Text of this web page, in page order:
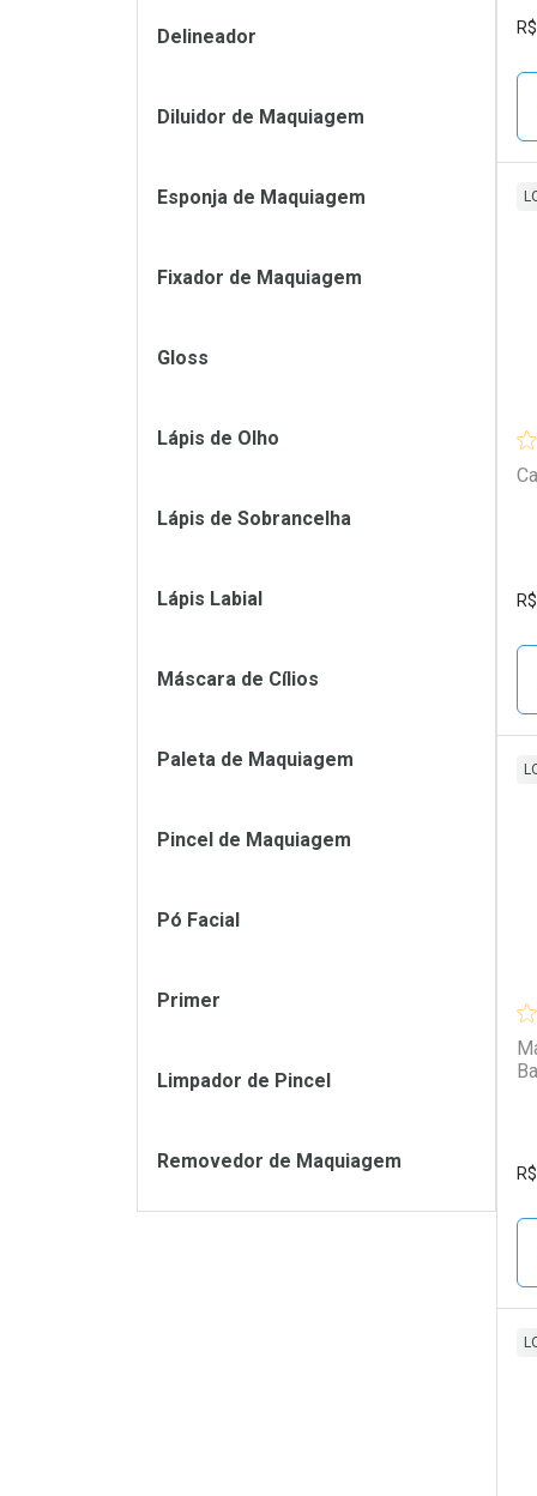
R$
R$
R$
Delineador
Diluidor de Maquiagem
Esponja de Maquiagem
Fixador de Maquiagem
Gloss
Lápis de Olho
Lápis de Sobrancelha
Lápis Labial
Máscara de Cílios
Paleta de Maquiagem
Pincel de Maquiagem
Pó Facial
Primer
Limpador de Pincel
Removedor de Maquiagem